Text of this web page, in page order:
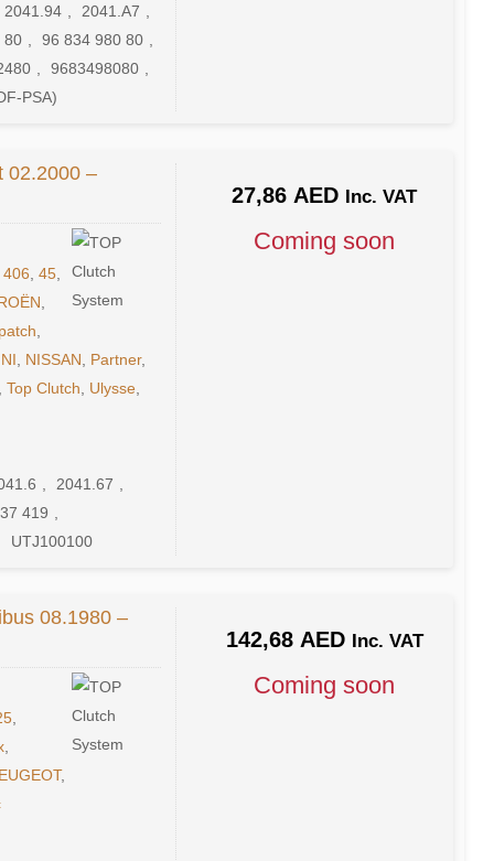
2041.94 2041.A7
80
96 834 980 80
9683498080
PSA)
02.2000 –
406 ,45
NISSAN Partner,
Top Clutch Ulysse
2041.67
419
UTJ100100
27,86 AED Inc. VAT
Coming soon
08.1980 –
,
142,68 AED Inc. VAT
Coming soon